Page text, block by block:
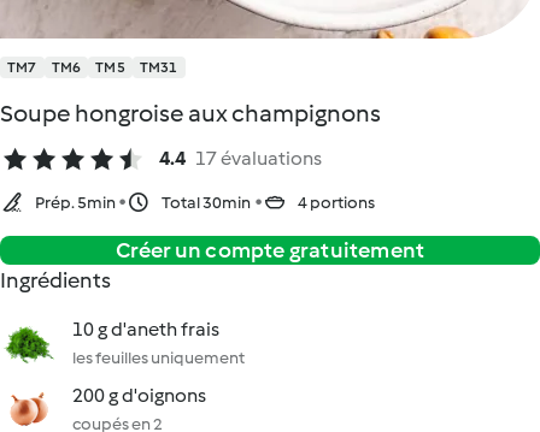
TM7 TM6 TM5 TM31
Soupe hongroise aux champignons
4.4 17 évaluations
Prép. 5min Total 30min 4 portions
Créer un compte gratuitement
Ingrédients
10 g d'aneth frais
les feuilles uniquement
200 g d'oignons
coupés en 2